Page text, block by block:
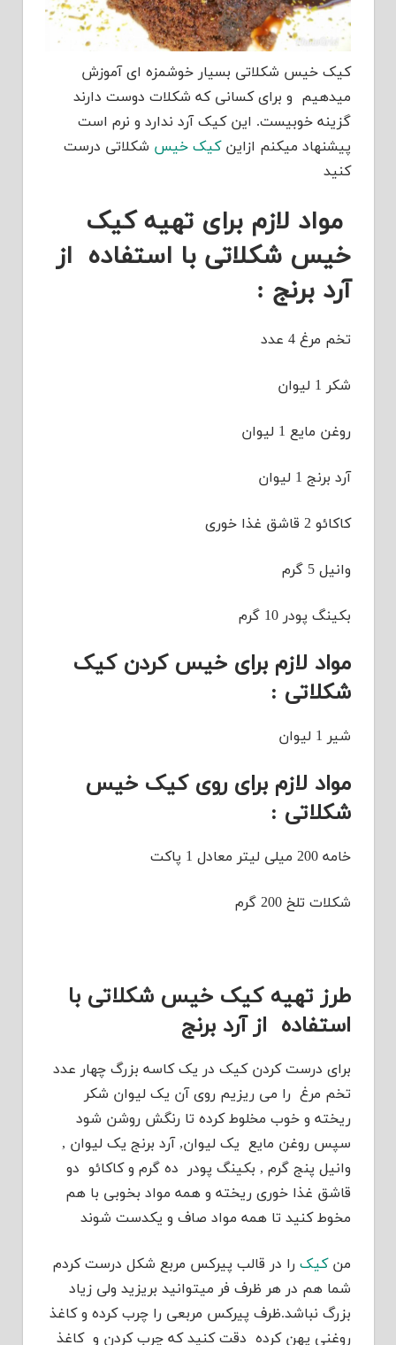
کیک خیس شکلاتی بسیار خوشمزه ای آموزش
میدهیم و برای کسانی که شکلات دوست دارند
گزینه خوبیست. این کیک آرد ندارد و نرم است
پیشنهاد میکنم ازاینکیک خیس شکلاتی درست
کنید
مواد لازم برای تهیه کیک
خیس شکلاتی با استفاده از
آرد برنج :
تخم مرغ 4 عدد
شکر 1 لیوان
روغن مایع 1 لیوان
آرد برنج 1 لیوان
کاکائو 2 قاشق غذا خوری
وانیل 5 گرم
بکینگ پودر 10 گرم
مواد لازم برای خیس کردن کیک
شکلاتی :
شیر 1 لیوان
مواد لازم برای روی کیک خیس
شکلاتی :
خامه 200 میلی لیتر معادل 1 پاکت
شکلات تلخ 200 گرم
طرز تهیه کیک خیس شکلاتی با
استفاده از آرد برنج
برای درست کردن کیک در یک کاسه بزرگ چهار عدد
تخم مرغ را می ریزیم روی آن یک لیوان شکر
ریخته و خوب مخلوط کرده تا رنگش روشن شود
سپس روغن مایع یک لیوان, آرد برنج یک لیوان ,
وانیل پنج گرم , بکینگ پودر ده گرم و کاکائو دو
قاشق غذا خوری ریخته و همه مواد بخوبی با هم
مخوط کنید تا همه مواد صاف و یکدست شوند
منکیک را در قالب پیرکس مربع شکل درست کردم
شما هم در هر ظرف فر میتوانید بریزید ولی زیاد
بزرگ نباشد.ظرف پیرکس مربعی را چرب کرده و کاغذ
روغنی پهن کرده دقت کنید که چرب کردن و کاغذ